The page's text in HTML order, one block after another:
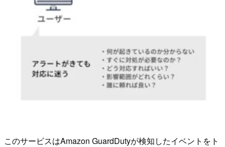
このサービスはAmazon GuardDutyが検知したイベントをト